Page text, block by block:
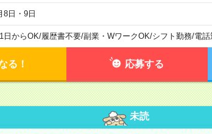
8日・9日
日からOK/履歴書不要/副業・WワークOK/シフト勤務/電話
る！ 応募する
未読